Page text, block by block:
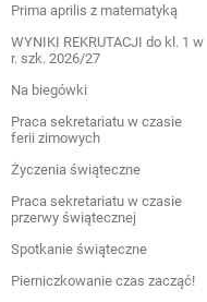
Prima aprilis z matematyką
WYNIKI REKRUTACJI do kl. 1 w
r. szk. 2026/27
Na biegówki
Praca sekretariatu w czasie
ferii zimowych
Życzenia świąteczne
Praca sekretariatu w czasie
przerwy świątecznej
Spotkanie świąteczne
Pierniczkowanie czas zacząć!